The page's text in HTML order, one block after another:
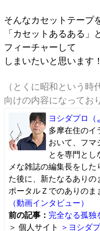
そんなカセットテープ
「カセットあるある」
フィーチャーして
しまいたいと思います
（とくに昭和という時
向けの内容になってお
ヨシダプロ
多摩在住のイ
おいて、フマ
とを専門とし
メな雑誌の編集長をし
た後に、新たなるありの
ポータルＺでのありのま
（動画インタビュー）
前の記事： 完全なる孤独
＞ 個人サイト
＞ヨシダ